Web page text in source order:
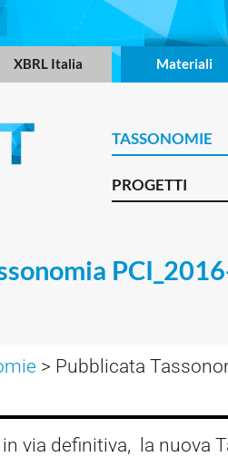
XBRL Italia Materiali
TASSONOMIE
PROGETTI
> Pubblicata
in via definitiva, la nuova